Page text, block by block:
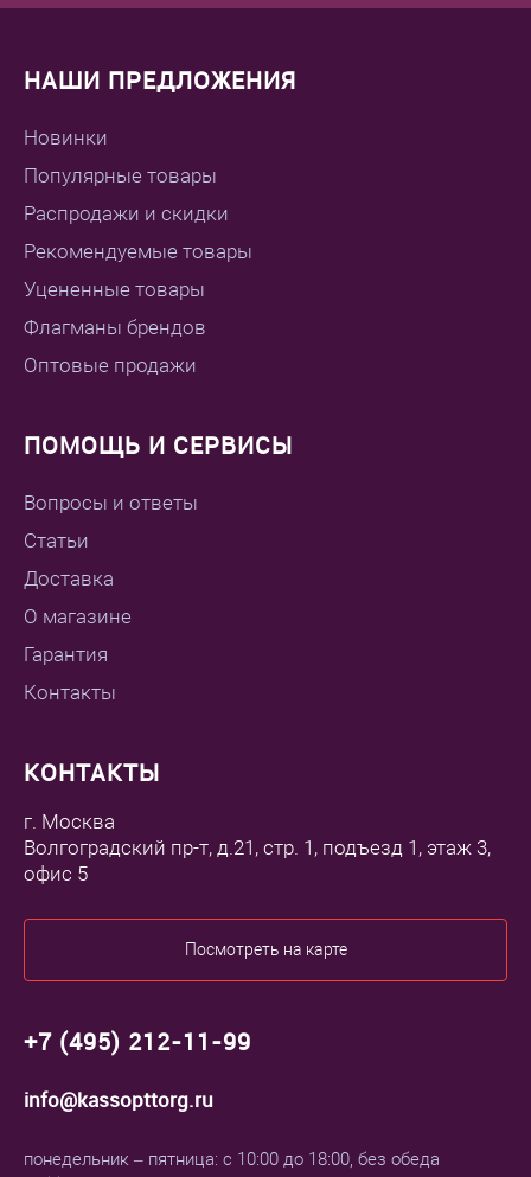
НАШИ ПРЕДЛОЖЕНИЯ
Новинки
Популярные товары
Распродажи и скидки
Рекомендуемые товары
Уцененные товары
Флагманы брендов
Оптовые продажи
ПОМОЩЬ И СЕРВИСЫ
Вопросы и ответы
Статьи
Доставка
О магазине
Гарантия
Контакты
КОНТАКТЫ
г. Москва
Волгоградский пр-т, д.21, стр. 1, подъезд 1, этаж 3,
офис 5
Посмотреть на карте
+7 (495) 212-11-99
info@kassopttorg.ru
понедельник – пятница: с 10:00 до 18:00, без обеда